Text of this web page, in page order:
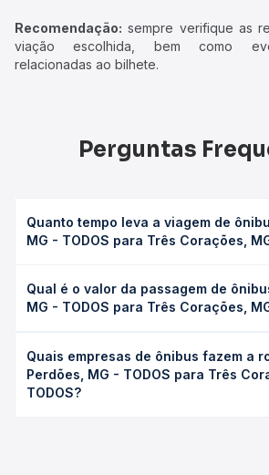
Recomendação: sempre verifique as
viação escolhida, bem como
relacionadas ao bilhete.
Perguntas
Quanto tempo leva a viagem de
MG - TODOS para Três Corações,
Corações, MG - TODOS leva em média
variar conforme a viação, o tipo de
duração exata de cada opção na data
Qual é o valor da passagem de
MG - TODOS para Três Corações,
TODOS para Três Corações, MG -
R$ 48,90 e varia conforme a data da
o tipo de poltrona e a antecedência da
Quais empresas de ônibus fazem a
Perdões, MG - TODOS para Três
TODOS?